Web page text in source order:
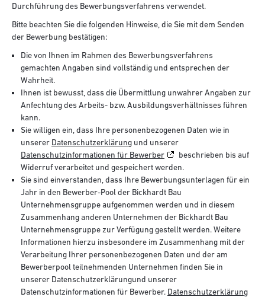
Durchführung des Bewerbungsverfahrens verwendet.
Bitte beachten Sie die folgenden Hinweise, die Sie mit dem Senden
der Bewerbung bestätigen:
Die von Ihnen im Rahmen des Bewerbungsverfahrens
gemachten Angaben sind vollständig und entsprechen der
Wahrheit.
Ihnen ist bewusst, dass die Übermittlung unwahrer Angaben zur
Anfechtung des Arbeits- bzw. Ausbildungsverhältnisses führen
kann.
Sie willigen ein, dass Ihre personenbezogenen Daten wie in
unserer Datenschutzerklärung und unserer
Datenschutzinformationen für Bewerber
beschrieben bis auf
Widerruf verarbeitet und gespeichert werden.
Sie sind einverstanden, dass Ihre Bewerbungsunterlagen für ein
Jahr in den Bewerber-Pool der Bickhardt Bau
Unternehmensgruppe aufgenommen werden und in diesem
Zusammenhang anderen Unternehmen der Bickhardt Bau
Unternehmensgruppe zur Verfügung gestellt werden. Weitere
Informationen hierzu insbesondere im Zusammenhang mit der
Verarbeitung Ihrer personenbezogenen Daten und der am
Bewerberpool teilnehmenden Unternehmen finden Sie in
unserer Datenschutzerklärungund unserer
Datenschutzinformationen für Bewerber. Datenschutzerklärung